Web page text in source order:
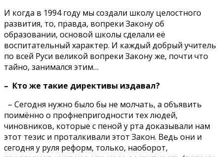
И когда в 1994 году мы создали школу целостного
развития, то, правда, вопреки Закону об
образовании, основой школы сделали её
воспитательный характер. И каждый добрый учитель
по всей Руси великой вопреки Закону же, почти что
тайно, занимался этим…
– Кто же такие директивы издавал?
– Сегодня нужно было бы не молчать, а объявить
поимённо о профнепригодности тех людей,
чиновников, которые с пеной у рта доказывали нам
этот тезис и проталкивали этот Закон. Ведь они и
сегодня у руля реформ, только, наоборот,